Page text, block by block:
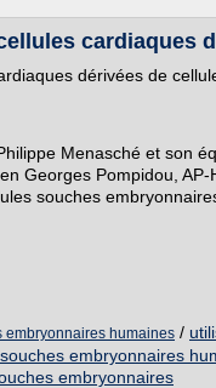
cardiaques
dérivées de
Menasché et son
Georges Pompidou,
souches
embryonnaires humaines /
embryonnaires
embryonnaires